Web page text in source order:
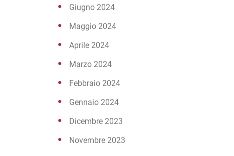
Giugno 2024
Maggio 2024
Aprile 2024
Marzo 2024
Febbraio 2024
Gennaio 2024
Dicembre 2023
Novembre 2023